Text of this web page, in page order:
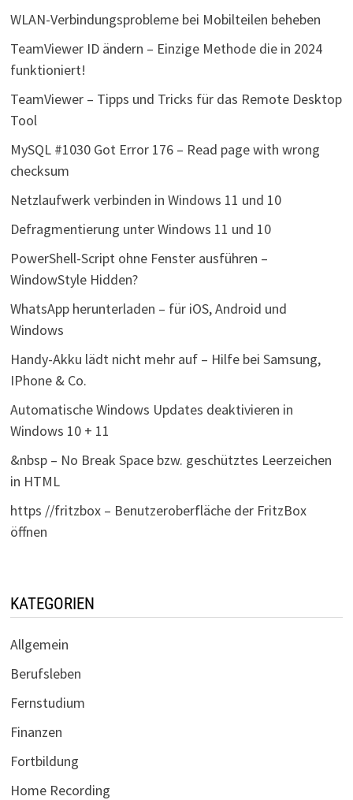
WLAN-Verbindungsprobleme bei Mobilteilen beheben
TeamViewer ID ändern – Einzige Methode die in 2024
funktioniert!
TeamViewer – Tipps und Tricks für das Remote Desktop
Tool
MySQL #1030 Got Error 176 – Read page with wrong
checksum
Netzlaufwerk verbinden in Windows 11 und 10
Defragmentierung unter Windows 11 und 10
PowerShell-Script ohne Fenster ausführen –
WindowStyle Hidden?
WhatsApp herunterladen – für iOS, Android und
Windows
Handy-Akku lädt nicht mehr auf – Hilfe bei Samsung,
IPhone & Co.
Automatische Windows Updates deaktivieren in
Windows 10 + 11
&nbsp – No Break Space bzw. geschütztes Leerzeichen
in HTML
https //fritzbox – Benutzeroberfläche der FritzBox
öffnen
KATEGORIEN
Allgemein
Berufsleben
Fernstudium
Finanzen
Fortbildung
Home Recording